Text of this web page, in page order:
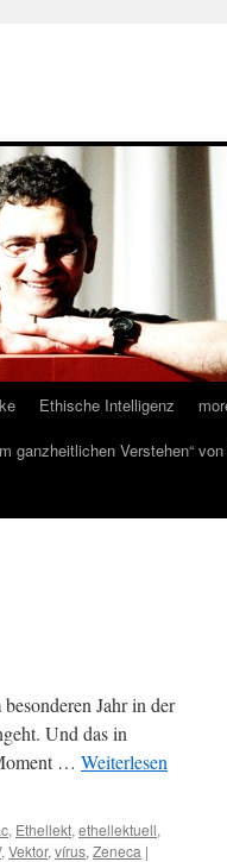
Ethische Intelligenz
ganzheitlichen Verstehen“
Jahr in der
Und das in
… Weiterlesen
, Ethellekt, ethellektuell,
, Vektor, vírus, Zeneca |